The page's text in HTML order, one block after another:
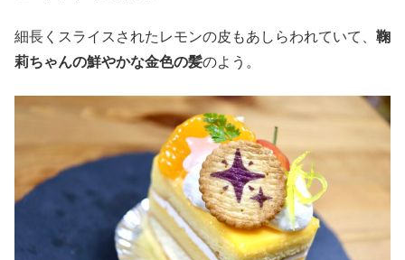
細長くスライスされたレモンの皮もあしらわれていて、 鞠
莉ちゃんの鮮やかな金色の髪のよう。